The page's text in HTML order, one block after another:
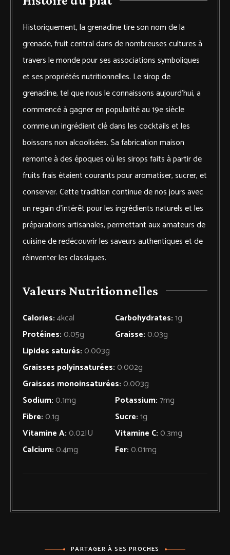
Historiquement, la grenadine tire son nom de la
grenade, fruit central dans de nombreuses cultures à
travers le monde pour ses associations symboliques
et ses propriétés nutritionnelles. Le sirop de
grenadine, tel que nous le connaissons aujourd’hui, a
commencé à gagner en popularité au 19e siècle
comme un ingrédient clé dans les cocktails et les
boissons non alcoolisées. Sa fabrication maison
remonte à des époques où les sirops faits à partir de
fruits frais étaient courants pour aromatiser, sucrer, et
conserver. Cette tradition continue de nos jours avec
un regain d’intérêt pour les ingrédients naturels et les
préparations artisanales, permettant aux amateurs de
cuisine de redécouvrir les saveurs authentiques et de
réinventer les classiques.
Valeurs Nutritionnelles
Calories:4kcal Carbohydrates:1g
Protéines:0.05g Graisse:0.03g
Lipides saturés:0.003g
Graisses polyinsaturées:0.002g
Graisses monoinsaturées:0.003g
Sodium:0.1mg Potassium:7mg
Fibre:0.1g Sucre:1g
Vitamine A:0.02IU Vitamine C:0.3mg
Calcium:0.4mg Fer:0.01mg
PARTAGER À SES PROCHES